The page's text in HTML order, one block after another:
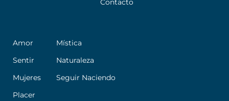
Contacto
Amor
Sentir
Mujeres
Placer
Mística
Naturaleza
Seguir Naciendo